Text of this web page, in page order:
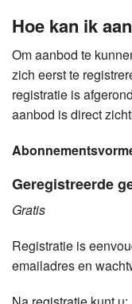
Hoe kan ik
Om aanbod te
zich eerst te
registratie is
aanbod is direct
Geregistreerde
Gratis
Registratie is
emailadres en